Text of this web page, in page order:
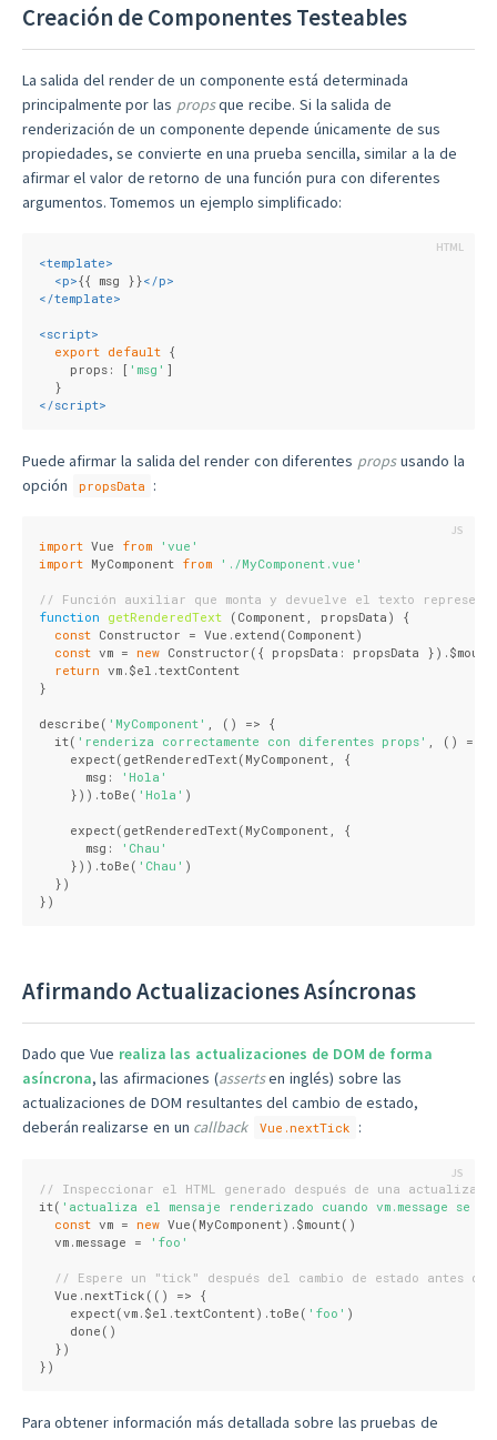
Creación de Componentes Testeables
La salida del render de un componente está determinada
principalmente por las propsque recibe. Si la salida de
renderización de un componente depende únicamente de sus
propiedades, se convierte en una prueba sencilla, similar a la de
afirmar el valor de retorno de una función pura con diferentes
argumentos. Tomemos un ejemplo simplificado:
<template>
<p>{{ msg }}</p>
</template>
<script>
export default {
    props: [
'msg' ]
  }
</script>
Puede afirmar la salida del render con diferentes propsusando la
opción
propsData :
import Vue from
'vue'
import MyComponent from './MyComponent.vue'
// Función auxiliar que monta y devuelve el texto
function getRenderedText ( Component, propsData ) {
const Constructor = Vue.extend(Component)
const vm = new Constructor({ propsData : propsData
return vm.$el.textContent
}
describe( 'MyComponent' , () => {
  it(
'renderiza correctamente con diferentes props' , () => {
    expect(getRenderedText(MyComponent, {
      msg:
'Hola'
    })).toBe(
'Hola' )
    expect(getRenderedText(MyComponent, {
      msg:
'Chau'
    })).toBe(
'Chau' )
  })
})
Afirmando Actualizaciones Asíncronas
Dado que Vue realiza las actualizaciones de DOM de forma
asíncrona, las afirmaciones (assertsen inglés) sobre las
actualizaciones de DOM resultantes del cambio de estado,
deberán realizarse en un callback Vue.nextTick :
// Inspeccionar el HTML generado después de una
it( 'actualiza el mensaje renderizado cuando vm.message se
const vm = new Vue(MyComponent).$mount()
  vm.message =
'foo'
// Espere un "tick" después del cambio de estado antes de
  Vue.nextTick(
() => {
    expect(vm.$el.textContent).toBe(
'foo' )
    done()
  })
})
Para obtener información más detallada sobre las pruebas de